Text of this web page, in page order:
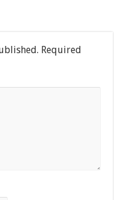
Required